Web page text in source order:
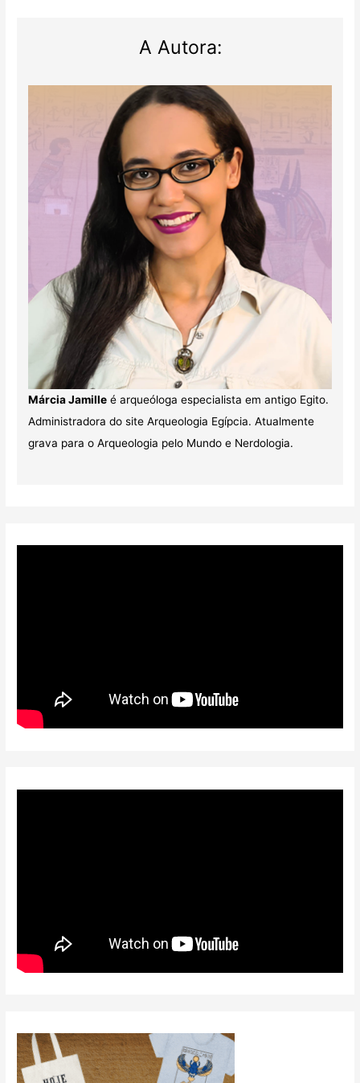
A Autora:
Márcia Jamilleé arqueóloga especialista em antigo Egito.
Administradora do site Arqueologia Egípcia. Atualmente
grava para o Arqueologia pelo Mundo e Nerdologia.